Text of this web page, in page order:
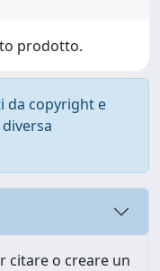
prodotto.
da copyright e
citare o creare un